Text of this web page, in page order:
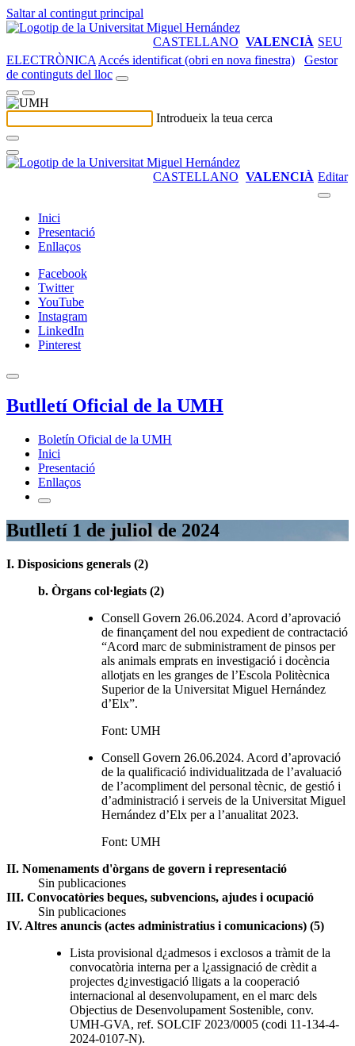
Saltar al contingut principal
CASTELLANO VALENCIÀ SEU
ELECTRÒNICA Accés identificat (obri en nova finestra)
Gestor
de continguts del lloc
Introdueix la teua cerca
CASTELLANO VALENCIÀ Editar
Inici
Presentació
Enllaços
Facebook
Twitter
YouTube
Instagram
LinkedIn
Pinterest
Butlletí Oficial de la UMH
Boletín Oficial de la UMH
Inici
Presentació
Enllaços
Butlletí 1 de juliol de 2024
I. Disposicions generals (2)
b. Òrgans col·legiats (2)
Consell Govern 26.06.2024. Acord d’aprovació
de finançament del nou expedient de contractació
“Acord marc de subministrament de pinsos per
als animals emprats en investigació i docència
allotjats en les granges de l’Escola Politècnica
Superior de la Universitat Miguel Hernández
d’Elx”.
Font: UMH
Consell Govern 26.06.2024. Acord d’aprovació
de la qualificació individualitzada de l’avaluació
de l’acompliment del personal tècnic, de gestió i
d’administració i serveis de la Universitat Miguel
Hernández d’Elx per a l’anualitat 2023.
Font: UMH
II. Nomenaments d'òrgans de govern i representació
Sin publicaciones
III. Convocatòries beques, subvencions, ajudes i ocupació
Sin publicaciones
IV. Altres anuncis (actes administratius i comunicacions) (5)
Lista provisional d¿admesos i exclosos a tràmit de la
convocatòria interna per a l¿assignació de crèdit a
projectes d¿investigació lligats a la cooperació
internacional al desenvolupament, en el marc dels
Objectius de Desenvolupament Sostenible, conv.
UMH-GVA, ref. SOLCIF 2023/0005 (codi 11-134-4-
2024-0107-N).